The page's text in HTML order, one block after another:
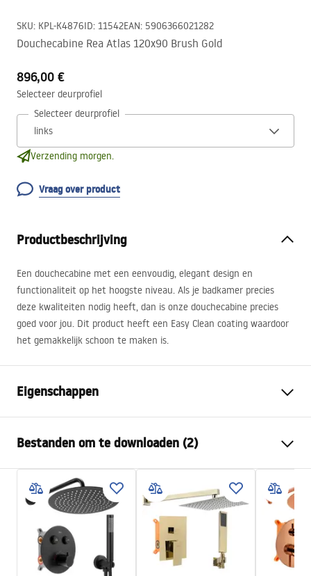
SKU: KPL-K4876ID: 11542EAN: 5906366021282
Douchecabine Rea Atlas 120x90 Brush Gold
896,00 €
Selecteer deurprofiel
Selecteer deurprofiel
Verzending morgen.
Vraag over product
Productbeschrijving
Een douchecabine met een eenvoudig, elegant design en
functionaliteit op het hoogste niveau. Als je badkamer precies
deze kwaliteiten nodig heeft, dan is onze douchecabine precies
goed voor jou. Dit product heeft een Easy Clean coating waardoor
het gemakkelijk schoon te maken is.
Eigenschappen
Kleur
Goud geborsteld
Type cabine
Op de muur gemonteerd
De kleur van het glas
Transparant 6mm
De manier van openen
Kantelbaar
Seria
Atlas
Installatie
Op het peuterbad of op de
Bestanden om te downloaden (2)
Warunki bezpieczeństwa
WARUNKI BEZPIECZENSTWA KABINY DRZWI
Manual